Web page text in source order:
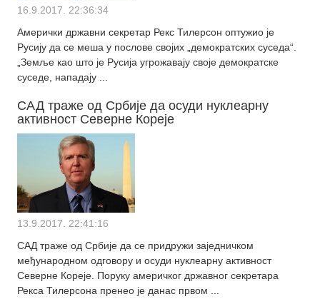
16.9.2017. 22:36:34
Амерички државни секретар Рекс Тилерсон оптужио је
Русију да се меша у послове својих „демократских суседа“.
„Земље као што је Русија угрожавају своје демократске
суседе, нападају ...
САД траже од Србије да осуди нуклеарну
активност Северне Кореје
13.9.2017. 22:41:16
САД траже од Србије да се придружи заједничком
међународном одговору и осуди нуклеарну активност
Северне Кореје. Поруку америчког државног секретара
Рекса Тилерсона пренео је данас првом ...